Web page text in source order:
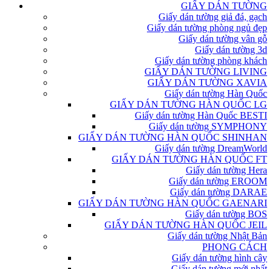
GIẤY DÁN TƯỜNG
Giấy dán tường giả đá, gạch
Giấy dán tường phòng ngủ đẹp
Giấy dán tường vân gỗ
Giấy dán tường 3d
Giấy dán tường phòng khách
GIẤY DÁN TƯỜNG LIVING
GIẤY DÁN TƯỜNG XAVIA
Giấy dán tường Hàn Quốc
GIẤY DÁN TƯỜNG HÀN QUỐC LG
Giấy dán tường Hàn Quốc BESTI
Giấy dán tường SYMPHONY
GIẤY DÁN TƯỜNG HÀN QUỐC SHINHAN
Giấy dán tường DreamWorld
GIẤY DÁN TƯỜNG HÀN QUỐC FT
Giấy dán tường Hera
Giấy dán tường EROOM
Giấy dán tường DARAE
GIẤY DÁN TƯỜNG HÀN QUỐC GAENARI
Giấy dán tường BOS
GIẤY DÁN TƯỜNG HÀN QUỐC JEIL
Giấy dán tường Nhật Bản
PHONG CÁCH
Giấy dán tường hình cây